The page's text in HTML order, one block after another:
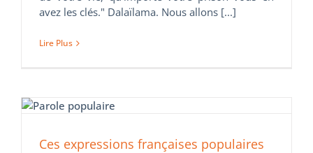
avez les clés." Dalaïlama. Nous allons [...]
Lire Plus
Ces expressions françaises populaires